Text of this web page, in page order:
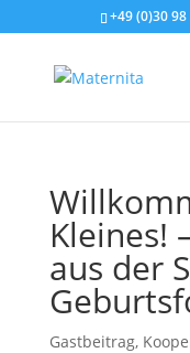
+49 (0)30
Kleines!
aus der
Gastbeitrag,